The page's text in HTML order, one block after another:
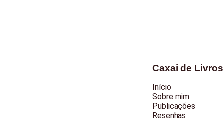
Caxai de Livros
Início
Sobre mim
Publicações
Resenhas